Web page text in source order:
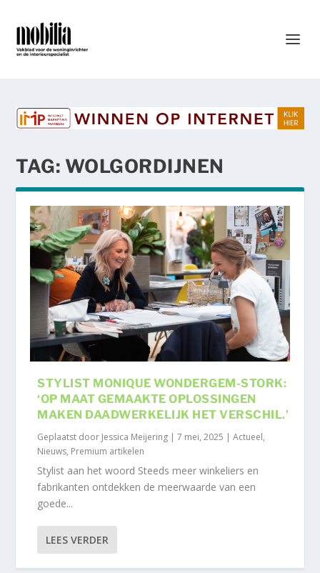
TAG: WOLGORDIJNEN
STYLIST MONIQUE WONDERGEM-STORK:
‘OP MAAT GEMAAKTE OPLOSSINGEN
MAKEN DAADWERKELIJK HET VERSCHIL.’
Geplaatst door Jessica Meijering |7 mei, 2025 |Actueel,
Nieuws, Premium artikelen
Stylist aan het woord Steeds meer winkeliers en
fabrikanten ontdekken de meerwaarde van een
goede...
LEES VERDER